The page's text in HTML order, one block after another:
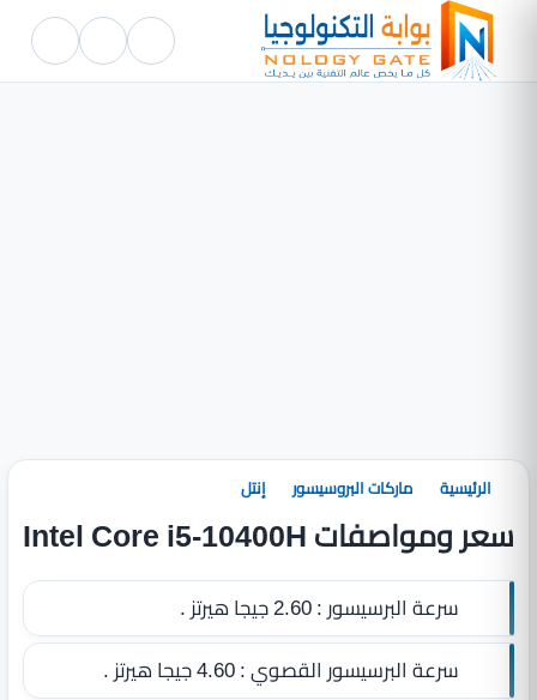
الرئيسية ماركات البروسيسور إنتل
سعر ومواصفات Intel Core i5-10400H
سرعة البرسيسور :2.60 جيجا هيرتز .
سرعة البرسيسور القصوي :4.60 جيجا هيرتز .